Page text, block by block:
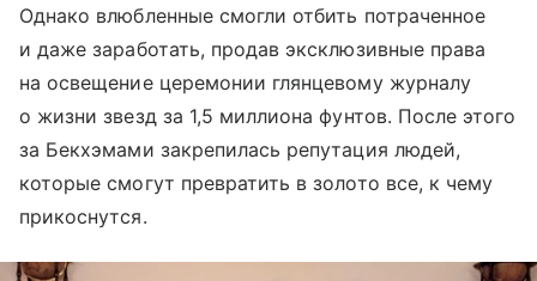
Однако влюбленные смогли отбить потраченное
и даже заработать, продав эксклюзивные права
на освещение церемонии глянцевому журналу
о жизни звезд за 1,5 миллиона фунтов. После этого
за Бекхэмами закрепилась репутация людей,
которые смогут превратить в золото все, к чему
прикоснутся.